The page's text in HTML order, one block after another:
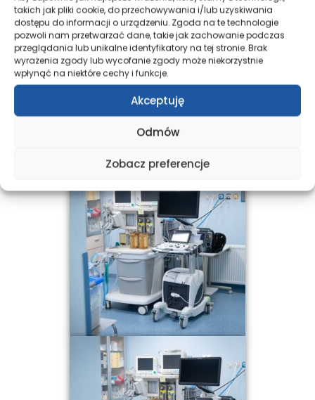
takich jak pliki cookie, do przechowywania i/lub uzyskiwania
dostępu do informacji o urządzeniu. Zgoda na te technologie
pozwoli nam przetwarzać dane, takie jak zachowanie podczas
przeglądania lub unikalne identyfikatory na tej stronie. Brak
wyrażenia zgody lub wycofanie zgody może niekorzystnie
wpłynąć na niektóre cechy i funkcje.
Akceptuję
Odmów
Zobacz preferencje